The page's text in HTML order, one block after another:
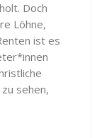
Doch
Löhne,
ist es
sehen,